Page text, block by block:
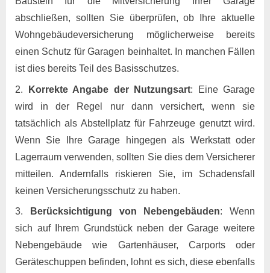
abschließen, sollten Sie überprüfen, ob Ihre aktuelle
Wohngebäudeversicherung möglicherweise bereits
einen Schutz für Garagen beinhaltet. In manchen Fällen
ist dies bereits Teil des Basisschutzes.
Korrekte Angabe der Nutzungsart: Eine Garage
wird in der Regel nur dann versichert, wenn sie
tatsächlich als Abstellplatz für Fahrzeuge genutzt wird.
Wenn Sie Ihre Garage hingegen als Werkstatt oder
Lagerraum verwenden, sollten Sie dies dem Versicherer
mitteilen. Andernfalls riskieren Sie, im Schadensfall
keinen Versicherungsschutz zu haben.
Berücksichtigung von Nebengebäuden: Wenn
sich auf Ihrem Grundstück neben der Garage weitere
Nebengebäude wie Gartenhäuser, Carports oder
Geräteschuppen befinden, lohnt es sich, diese ebenfalls